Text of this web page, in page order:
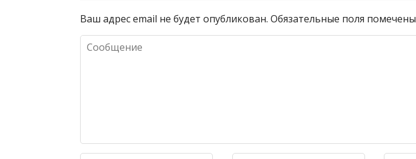
Ваш адрес email не будет опубликован. Обязательные поля помечены